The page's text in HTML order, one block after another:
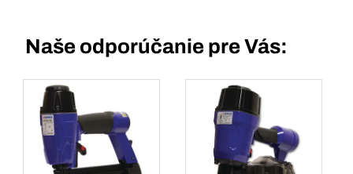
Naše odporúčanie pre Vás: